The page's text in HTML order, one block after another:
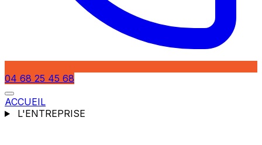
04 68 25 45 68
ACCUEIL
L'ENTREPRISE